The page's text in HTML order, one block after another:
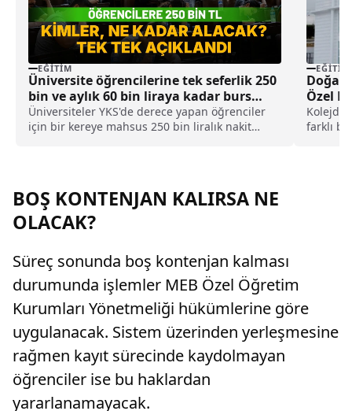
EĞITIM
Üniversite öğrencilerine tek seferlik 250
bin ve aylık 60 bin liraya kadar burs
desteği
Üniversiteler YKS'de derece yapan öğrenciler
için bir kereye mahsus 250 bin liralık nakit
EĞITIM
Doğa
Özel
farklı
BOŞ KONTENJAN KALIRSA NE
OLACAK?
Süreç sonunda boş kontenjan kalması
durumunda işlemler MEB Özel Öğretim
Kurumları Yönetmeliği hükümlerine göre
uygulanacak. Sistem üzerinden yerleşmesine
rağmen kayıt sürecinde kaydolmayan
öğrenciler ise bu haklardan
yararlanamayacak.